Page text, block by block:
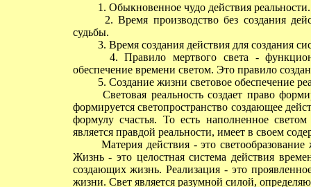
1. Обыкновенное чудо действия реальности.
2. Время производство без создания
судьбы.
3. Время создания действия для создания
4. Правило мертвого света -
обеспечение времени светом. Это правило
5. Создание жизни световое обеспечение
Световая реальность создает право
формируется светопространство создающее
формулу счастья. То есть наполненное
является правдой реальности, имеет в своем
Материя действия - это
Жизнь - это целостная система действия
создающих жизнь. Реализация - это
жизни. Свет является разумной силой,